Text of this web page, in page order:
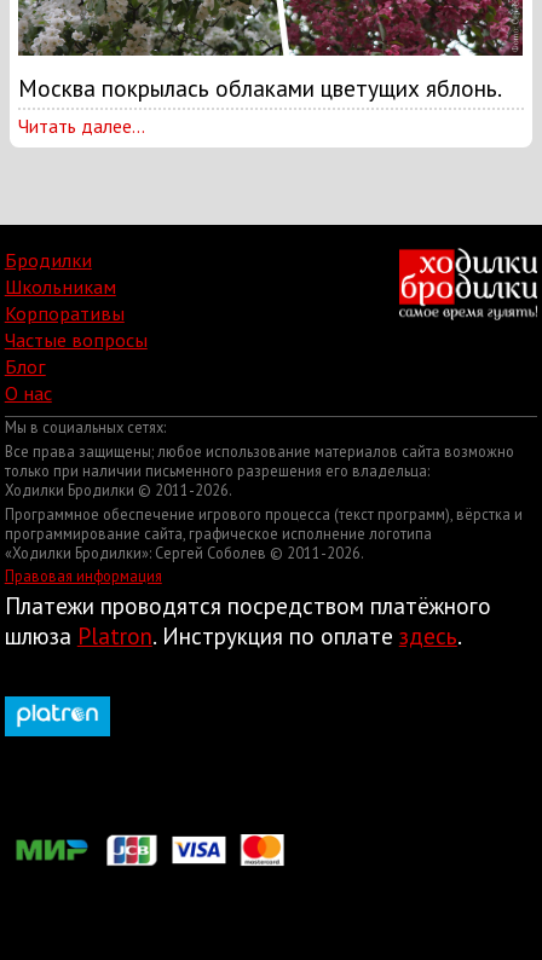
Москва покрылась облаками цветущих яблонь.
Читать далее...
Бродилки
Школьникам
Корпоративы
Частые вопросы
Блог
О нас
Мы в социальных сетях:
Все права защищены; любое использование материалов сайта возможно
только при наличии письменного разрешения его владельца:
Ходилки Бродилки © 2011-2026.
Программное обеспечение игрового процесса (текст программ), вёрстка и
программирование сайта, графическое исполнение логотипа
«Ходилки Бродилки»: Сергей Соболев © 2011-2026.
Правовая информация
Платежи проводятся посредством платёжного
шлюза Platron. Инструкция по оплате здесь.